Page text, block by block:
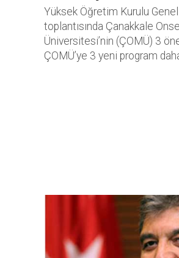
Yüksek Öğretim Kurulu
toplantısında Çanakkale
Üniversitesi’nin (ÇOMÜ) 3
ÇOMÜ’ye 3 yeni program